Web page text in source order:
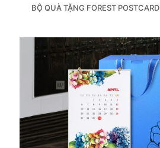
BỘ QUÀ TẶNG FOREST POSTCARD